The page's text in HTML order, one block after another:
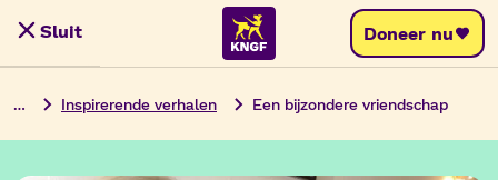
naar
inhoud
Menu Doneer nu
Sluit
… Inspirerende verhalen Een bijzondere vriendschap